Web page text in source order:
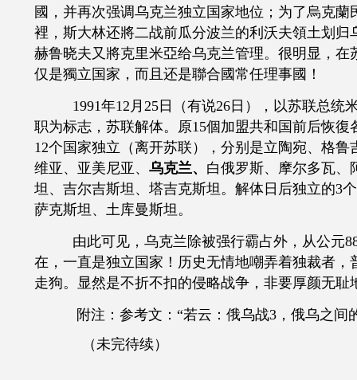
國，并再次强调乌克兰独立国家地位；为了烏克蘭
裡，斯大林还將二战前瓜分波兰的利沃夫領土划归
赫鲁晓夫又將克里米亞给乌克兰管理。很明显，在
仅是獨立国家，而且还是聯合國常任理事國！
1991年12月25日（有说26日），以苏联总统
职为标志，苏联解体。原15個加盟共和国前后恢復
12个国家独立（离开苏联），分别是立陶宛、格鲁
维亚、亚美尼亚、 乌克兰、 白俄罗斯、摩尔多瓦、
坦、吉尔吉斯坦、塔吉克斯坦。解体日后独立的3
萨克斯坦、土库曼斯坦。
由此可见，乌克兰除被强行霸占外，从公元
在，一直是独立国家！历史无情地嘲弄着独裁者，
走狗。显然是不折不扣的侵略战争，非要厚颜无耻
附注：参考文：“若云：俄乌战3 ，俄乌之间
（未完待续）